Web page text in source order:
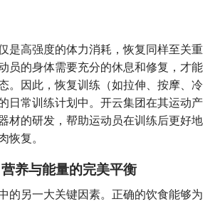
是高强度的体力消耗，恢复同样至关重
员的身体需要充分的休息和修复，才能
。因此，恢复训练（如拉伸、按摩、冷
日常训练计划中。开云集团在其运动产
材的研发，帮助运动员在训练后更好地
恢复。
养与能量的完美平衡
的另一大关键因素。正确的饮食能够为